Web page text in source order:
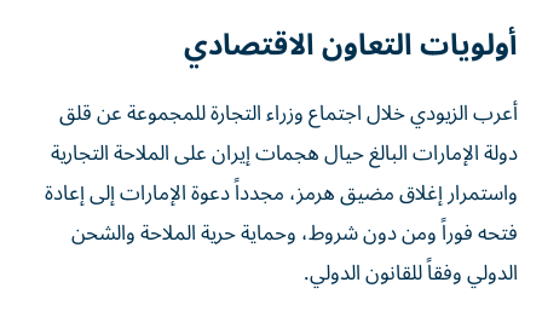
أولويات التعاون الاقتصادي
أعرب الزيودي خلال اجتماع وزراء التجارة للمجموعة عن قلق
دولة الإمارات البالغ حيال هجمات إيران على الملاحة التجارية
واستمرار إغلاق مضيق هرمز، مجدداً دعوة الإمارات إلى إعادة
فتحه فوراً ومن دون شروط، وحماية حرية الملاحة والشحن
الدولي وفقاً للقانون الدولي.